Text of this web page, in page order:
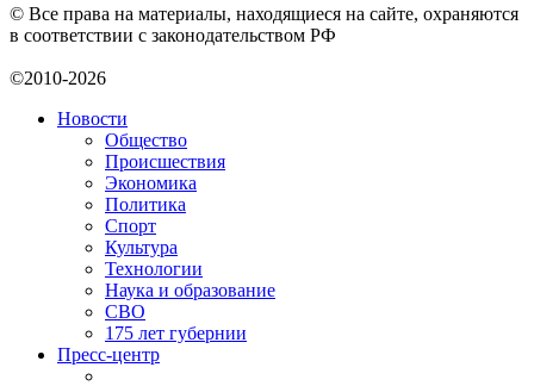
© Все права на материалы, находящиеся на сайте, охраняются
в соответствии с законодательством РФ
©2010-2026
Новости
Общество
Происшествия
Экономика
Политика
Спорт
Культура
Технологии
Наука и образование
СВО
175 лет губернии
Пресс-центр